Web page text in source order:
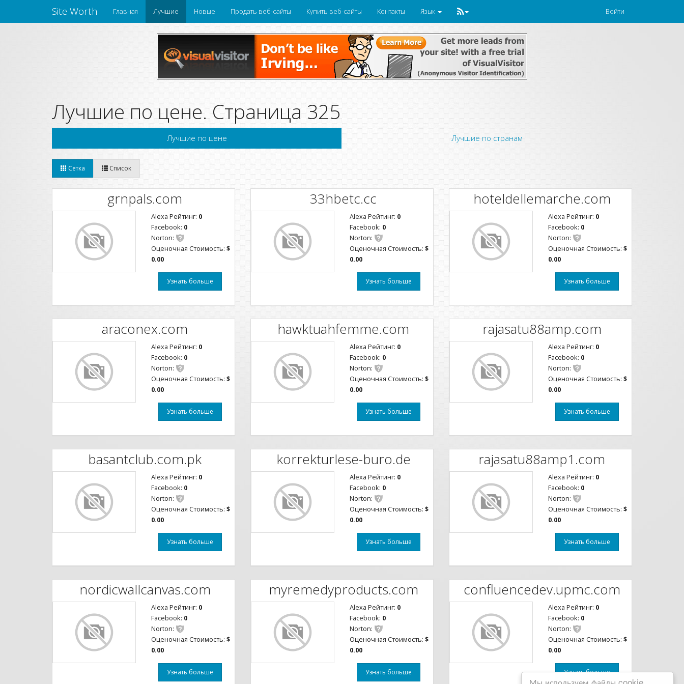
Site Worth Главная Лучшие Новые Продать веб-сайты Купить веб-сайты Контакты Язык Войти
Лучшие по цене. Страница 325
Лучшие по цене Лучшие по странам
Сетка Список
grnpals.com
Alexa Рейтинг: 0
Facebook: 0
Norton:
Оценочная Стоимость: $
0.00
Узнать больше
33hbetc.cc
Alexa Рейтинг: 0
Facebook: 0
Norton:
Оценочная Стоимость: $
0.00
Узнать больше
hoteldellemarche.com
Alexa Рейтинг: 0
Facebook: 0
Norton:
Оценочная Стоимость: $
0.00
Узнать больше
araconex.com
Alexa Рейтинг: 0
Facebook: 0
Norton:
Оценочная Стоимость: $
0.00
Узнать больше
hawktuahfemme.com
Alexa Рейтинг: 0
Facebook: 0
Norton:
Оценочная Стоимость: $
0.00
Узнать больше
rajasatu88amp.com
Alexa Рейтинг: 0
Facebook: 0
Norton:
Оценочная Стоимость: $
0.00
Узнать больше
basantclub.com.pk
Alexa Рейтинг: 0
Facebook: 0
Norton:
Оценочная Стоимость: $
0.00
Узнать больше
korrekturlese-buro.de
Alexa Рейтинг: 0
Facebook: 0
Norton:
Оценочная Стоимость: $
0.00
Узнать больше
rajasatu88amp1.com
Alexa Рейтинг: 0
Facebook: 0
Norton:
Оценочная Стоимость: $
0.00
Узнать больше
nordicwallcanvas.com
Alexa Рейтинг: 0
Facebook: 0
Norton:
Оценочная Стоимость: $
0.00
Узнать больше
myremedyproducts.com
Alexa Рейтинг: 0
Facebook: 0
Norton:
Оценочная Стоимость: $
0.00
Узнать больше
confluencedev.upmc.com
Alexa Рейтинг: 0
Facebook: 0
Norton:
Оценочная Стоимость: $
0.00
Узнать больше